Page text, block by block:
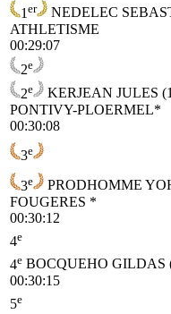
1 er NEDELEC
ATHLETISME
00:29:07
2e
2e KERJEAN JULES
PONTIVY-PLOERMEL*
00:30:08
3e
3e PRODHOMME
FOUGERES *
00:30:12
4e
4e BOCQUEHO GILDAS
00:30:15
5e